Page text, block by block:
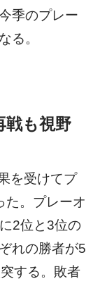
季のプレー
る。
戦も視野
を受けてプ
た。プレーオ
2位と3位の
れの勝者が5
する。敗者